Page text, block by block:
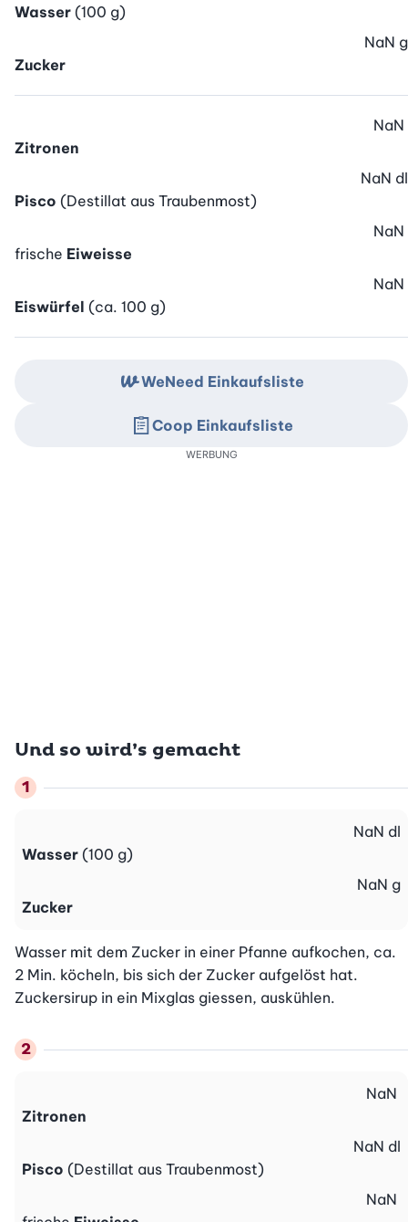
Wasser (100 g)
Zucker
NaN g
Zitronen
NaN
Pisco (Destillat aus Traubenmost)
NaN dl
frische Eiweisse
NaN
Eiswürfel (ca. 100 g)
NaN
Und so wird’s gemacht
Wasser (100 g)
NaN dl
Zucker
NaN g
Wasser mit dem Zucker in einer Pfanne aufkochen, ca.
2 Min. köcheln, bis sich der Zucker aufgelöst hat.
Zuckersirup in ein Mixglas giessen, auskühlen.
Zitronen
NaN
Pisco (Destillat aus Traubenmost)
NaN dl
NaN
WeNeed Einkaufsliste
Coop Einkaufsliste
WERBUNG